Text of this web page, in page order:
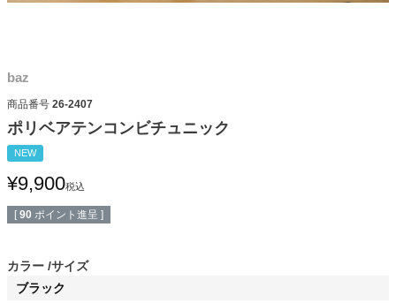
baz
商品番号 26-2407
ポリベアテンコンビチュニック
NEW
¥9,900税込
[ 90 ポイント進呈 ]
カラー サイズ
ブラック